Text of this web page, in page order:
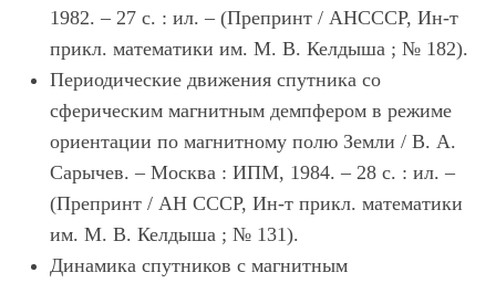
1982. – 27 с. : ил. – (Препринт / АНСССР, Ин-т
прикл. математики им. М. В. Келдыша ; № 182).
Периодические движения спутника со
сферическим магнитным демпфером в режиме
ориентации по магнитному полю Земли / В. А.
Сарычев. – Москва : ИПМ, 1984. – 28 с. : ил. –
(Препринт / АН СССР, Ин-т прикл. математики
им. М. В. Келдыша ; № 131).
Динамика спутников с магнитным